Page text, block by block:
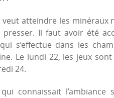
veut atteindre les
presser. Il faut avoir été
s’effectue dans les
Le lundi 22, les jeux
24.
connaissait l’ambiance